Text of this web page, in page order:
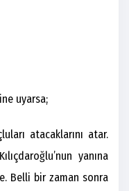
uyarsa;
atacaklarını atar.
yanına
Belli bir zaman sonra